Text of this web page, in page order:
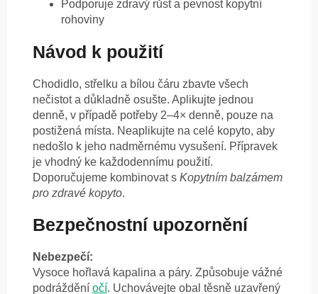
Podporuje zdravý růst a pevnost kopytní
rohoviny
Návod k použití
Chodidlo, střelku a bílou čáru zbavte všech
nečistot a důkladně osušte. Aplikujte jednou
denně, v případě potřeby 2–4× denně, pouze na
postižená místa. Neaplikujte na celé kopyto, aby
nedošlo k jeho nadměrnému vysušení. Přípravek
je vhodný ke každodennímu použití.
Doporučujeme kombinovat s Kopytním balzámem
pro zdravé kopyto.
Bezpečnostní upozornění
Nebezpečí:
Vysoce hořlavá kapalina a páry. Způsobuje vážné
podráždění očí. Uchovávejte obal těsně uzavřený